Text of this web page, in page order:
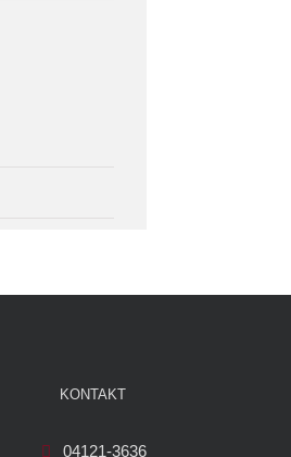
KONTAKT
04121-3636